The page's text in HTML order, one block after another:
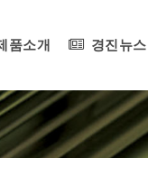
품소개 경진뉴스